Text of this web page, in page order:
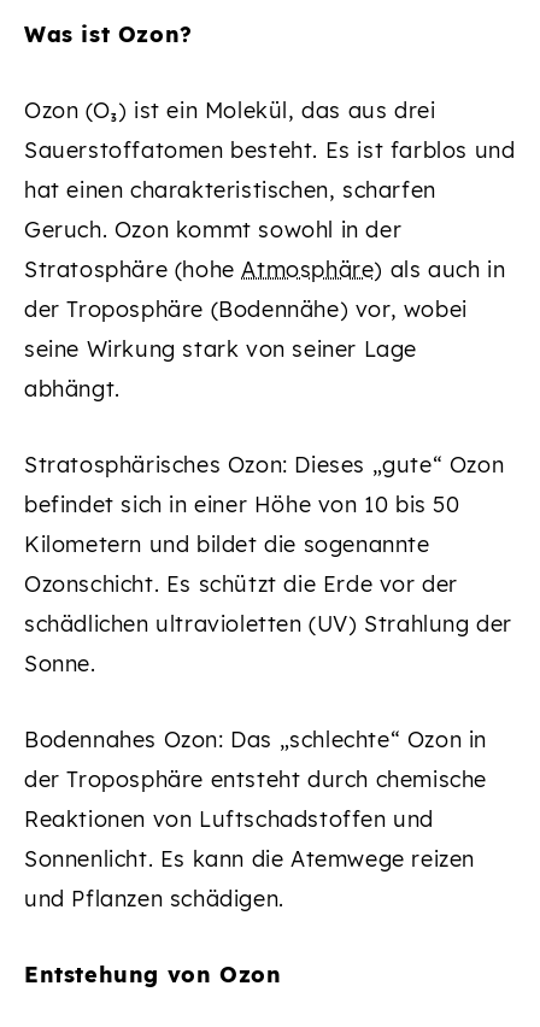
Was ist Ozon?
Ozon (O₃) ist ein Molekül, das aus drei
Sauerstoffatomen besteht. Es ist farblos und
hat einen charakteristischen, scharfen
Geruch. Ozon kommt sowohl in der
Stratosphäre (hoheAtmosphäre) als auch in
der Troposphäre (Bodennähe) vor, wobei
seine Wirkung stark von seiner Lage
abhängt.
Stratosphärisches Ozon: Dieses „gute“ Ozon
befindet sich in einer Höhe von 10 bis 50
Kilometern und bildet die sogenannte
Ozonschicht. Es schützt die Erde vor der
schädlichen ultravioletten (UV) Strahlung der
Sonne.
Bodennahes Ozon: Das „schlechte“ Ozon in
der Troposphäre entsteht durch chemische
Reaktionen von Luftschadstoffen und
Sonnenlicht. Es kann die Atemwege reizen
und Pflanzen schädigen.
Entstehung von Ozon